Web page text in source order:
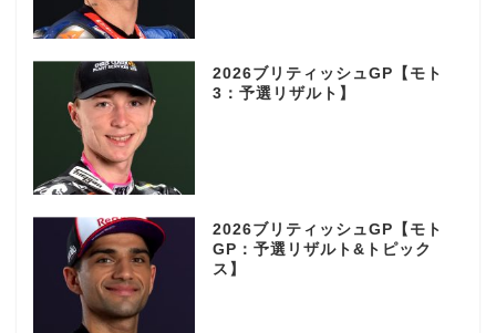
2026ブリティッシュGP【モト
3：予選リザルト】
2026ブリティッシュGP【モト
GP：予選リザルト&トピック
ス】